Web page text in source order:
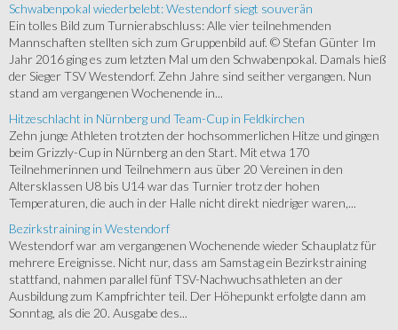
Schwabenpokal wiederbelebt: Westendorf siegt souverän
Ein tolles Bild zum Turnierabschluss: Alle vier teilnehmenden
Mannschaften stellten sich zum Gruppenbild auf. © Stefan Günter Im
Jahr 2016 ging es zum letzten Mal um den Schwabenpokal. Damals hieß
der Sieger TSV Westendorf. Zehn Jahre sind seither vergangen. Nun
stand am vergangenen Wochenende in...
Hitzeschlacht in Nürnberg und Team-Cup in Feldkirchen
Zehn junge Athleten trotzten der hochsommerlichen Hitze und gingen
beim Grizzly-Cup in Nürnberg an den Start. Mit etwa 170
Teilnehmerinnen und Teilnehmern aus über 20 Vereinen in den
Altersklassen U8 bis U14 war das Turnier trotz der hohen
Temperaturen, die auch in der Halle nicht direkt niedriger waren,...
Bezirkstraining in Westendorf
Westendorf war am vergangenen Wochenende wieder Schauplatz für
mehrere Ereignisse. Nicht nur, dass am Samstag ein Bezirkstraining
stattfand, nahmen parallel fünf TSV-Nachwuchsathleten an der
Ausbildung zum Kampfrichter teil. Der Höhepunkt erfolgte dann am
Sonntag, als die 20. Ausgabe des...